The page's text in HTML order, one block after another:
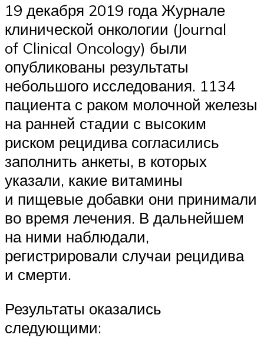
19 декабря 2019 года Журнале
клинической онкологии (Journal
of Clinical Oncology) были
опубликованы результаты
небольшого исследования. 1134
пациента с раком молочной железы
на ранней стадии с высоким
риском рецидива согласились
заполнить анкеты, в которых
указали, какие витамины
и пищевые добавки они принимали
во время лечения. В дальнейшем
на ними наблюдали,
регистрировали случаи рецидива
и смерти.
Результаты оказались
следующими: